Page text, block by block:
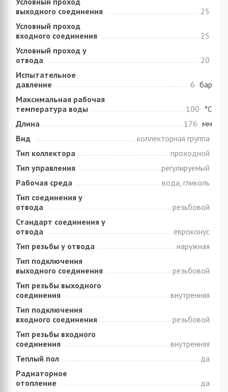
выходного соединения
25
Условный проход
входного соединения
25
Условный проход у
отвода
20
Испытательное
давление
6 бар
Максимальная рабочая
температура воды
100 °C
Длина
176 мм
Вид
коллекторная группа
Тип коллектора
проходной
Тип управления
регулируемый
Рабочая среда
вода, гликоль
Тип соединения у
отвода
резьбовой
Стандарт соединения у
отвода
евроконус
Тип резьбы у отвода
наружная
Тип подключения
выходного соединения
резьбовой
Тип резьбы выходного
соединения
внутренняя
Тип подключения
входного соединения
резьбовой
Тип резьбы входного
соединения
внутренняя
Теплый пол
да
Радиаторное
отопление
да